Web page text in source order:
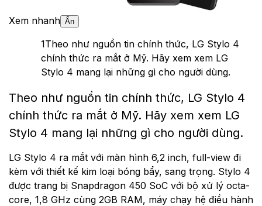
Xem nhanh Ẩn
1Theo như nguồn tin chính thức, LG Stylo 4
chính thức ra mắt ở Mỹ. Hãy xem xem LG
Stylo 4 mang lại những gì cho người dùng.
Theo như nguồn tin chính thức, LG Stylo 4
chính thức ra mắt ở Mỹ. Hãy xem xem LG
Stylo 4 mang lại những gì cho người dùng.
LG Stylo 4 ra mắt với màn hình 6,2 inch, full-view đi
kèm với thiết kế kim loại bóng bẩy, sang trọng. Stylo 4
được trang bị Snapdragon 450 SoC với bộ xử lý octa-
core, 1,8 GHz cùng 2GB RAM, máy chạy hệ điều hành